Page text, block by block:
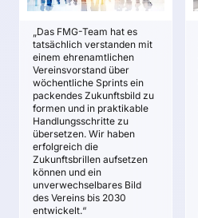
„Das FMG-Team hat es
tatsächlich verstanden mit
einem ehrenamtlichen
Vereinsvorstand über
wöchentliche Sprints ein
packendes Zukunftsbild zu
formen und in praktikable
Handlungsschritte zu
übersetzen. Wir haben
erfolgreich die
Zukunftsbrillen aufsetzen
können und ein
unverwechselbares Bild
des Vereins bis 2030
entwickelt.“
ArMiD gebotenen
Unterstützung auf eine
neue zukunftsweisende
Ebene heben und somit
Vorbild zukünftiger
governance zu sein.
Entwicklung eines
klaren Zukunftsbildes.